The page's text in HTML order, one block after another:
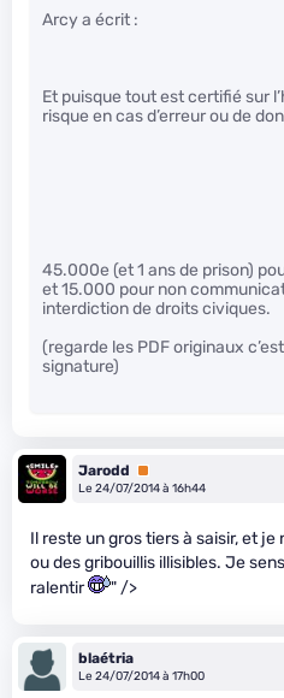
Arcy a écrit :
Et puisque tout est certifié sur
risque en cas d’erreur ou de
45.000e (et 1 ans de prison)
et 15.000 pour non
interdiction de droits civiques.
(regarde les PDF originaux
signature)
Jarodd
Premium
Le 24/07/2014 à 16h44
Il reste un gros tiers à saisir, et je
ou des gribouillis illisibles. Je
ralentir
" />
blaétria
Le 24/07/2014 à 17h00